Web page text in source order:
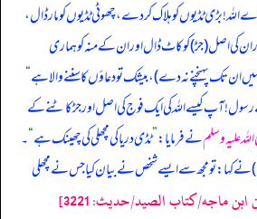
بڑی ٹڈیوں کو ہلاک کر دے، چھوٹی ٹڈیوں کو مار ڈال،
اصل (جڑ) کو کاٹ ڈال اور ان کے منہ کو ہماری
ان تک پہنچنے نہ دے)، بیشک تو دعاؤں کا سننے والا ہے“
آپ کیسے اللہ کی ایک فوج کی اصل اور جڑ کاٹنے کے
علیہ وسلمنے فرمایا:”ٹڈی دریا کی مچھلی کی چھینک ہے“۔
نے کہا: تو مجھ سے ایسے شخص نے بیان کیا جس نے مچھلی
ماجه/كتاب الصيد/حدیث: 3221]